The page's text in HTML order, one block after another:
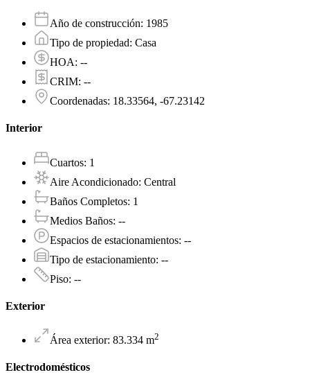
Año de construcción: 1985
Tipo de propiedad: Casa
HOA: --
CRIM: --
Coordenadas: 18.33564, -67.23142
Interior
Cuartos: 1
Aire Acondicionado: Central
Baños Completos: 1
Medios Baños: --
Espacios de estacionamientos: --
Tipo de estacionamiento: --
Piso: --
Exterior
Área exterior: 83.334 m2
Electrodomésticos